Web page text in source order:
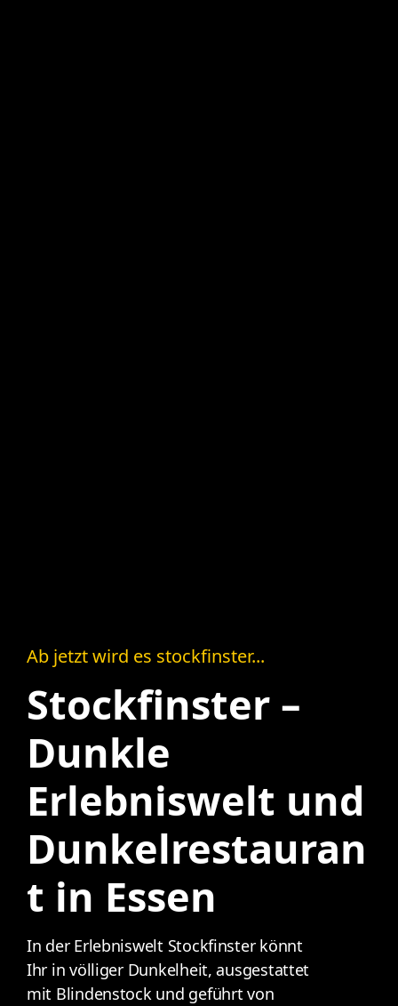
Ab jetzt wird es stockfinster...
Stockfinster –
Dunkle
Erlebniswelt und
Dunkelrestauran
t in Essen
In der Erlebniswelt Stockfinster könnt
Ihr in völliger Dunkelheit, ausgestattet
mit Blindenstock und geführt von